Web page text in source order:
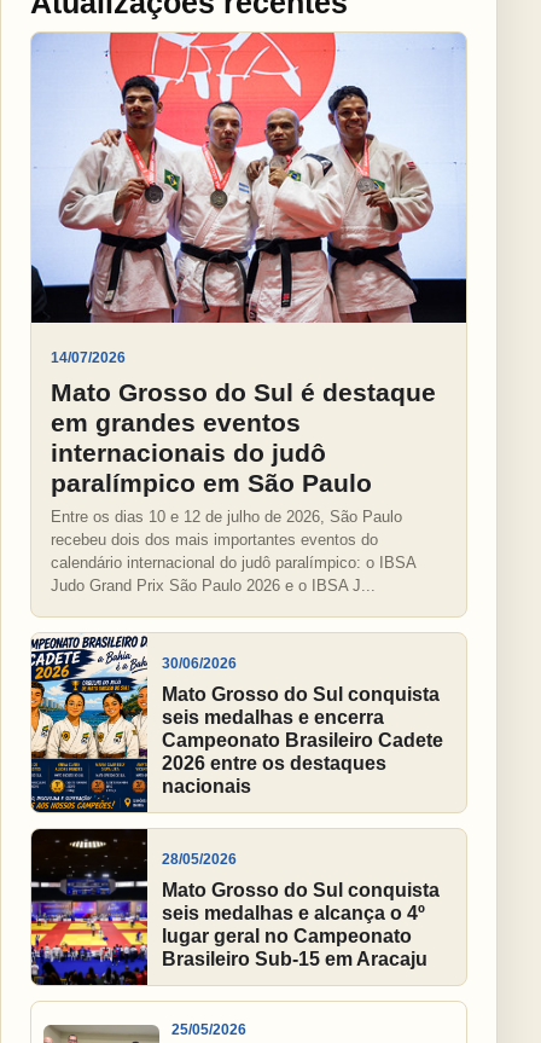
14/07/2026
Mato Grosso do Sul é destaque
em grandes eventos
internacionais do judô
paralímpico em São Paulo
Entre os dias 10 e 12 de julho de 2026, São Paulo
recebeu dois dos mais importantes eventos do
calendário internacional do judô paralímpico: o IBSA
Judo Grand Prix São Paulo 2026 e o IBSA J...
30/06/2026
Mato Grosso do Sul conquista
seis medalhas e encerra
Campeonato Brasileiro Cadete
2026 entre os destaques
nacionais
28/05/2026
Mato Grosso do Sul conquista
seis medalhas e alcança o 4º
lugar geral no Campeonato
Brasileiro Sub-15 em Aracaju
25/05/2026